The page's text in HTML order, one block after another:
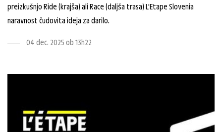
preizkušnjo Ride (krajša) ali Race (daljša trasa) L'Etape Slovenia
naravnost čudovita ideja za darilo.
04 dec. 2025 ob 13h22